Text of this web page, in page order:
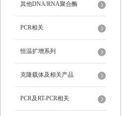
其他DNA/RNA聚合酶
PCR相关
恒温扩增系列
克隆载体及相关产品
PCR及RT-PCR相关